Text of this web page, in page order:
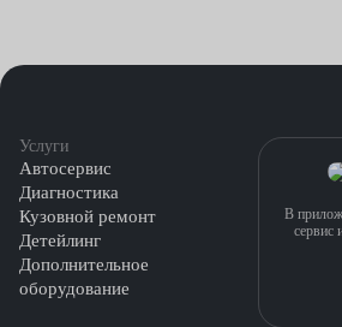
Услуги
Автосервис
Диагностика
Кузовной ремонт
Детейлинг
Дополнительное
оборудование
В
сервис